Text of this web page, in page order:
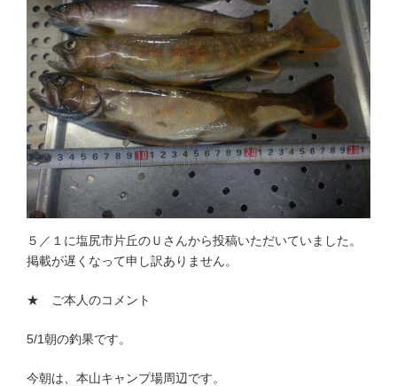
５／１に塩尻市片丘のＵさんから投稿いただいていました。
掲載が遅くなって申し訳ありません。
★ ご本人のコメント
5/1朝の釣果です。
今朝は、本山キャンプ場周辺です。